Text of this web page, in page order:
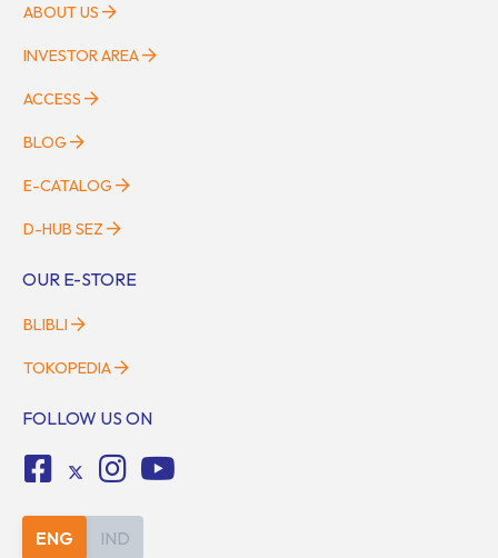
ABOUT US
INVESTOR AREA
ACCESS
BLOG
E-CATALOG
D-HUB SEZ
OUR E-STORE
BLIBLI
TOKOPEDIA
FOLLOW US ON
ENG IND